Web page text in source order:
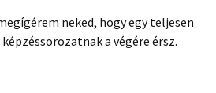
neked, hogy egy teljesen
a végére érsz.